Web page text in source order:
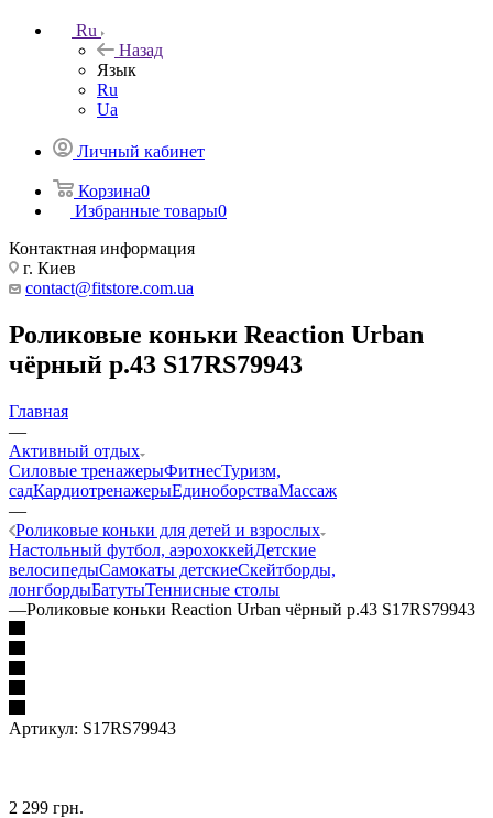
Ru
Назад
Язык
Ru
Ua
Личный кабинет
Корзина0
Избранные товары0
Контактная информация
г. Киев
contact@fitstore.com.ua
Роликовые коньки Reaction Urban
чёрный р.43 S17RS79943
Главная
—
Активный отдых
Силовые тренажерыФитнесТуризм,
садКардиотренажерыЕдиноборстваМассаж
—
Роликовые коньки для детей и взрослых
Настольный футбол, аэрохоккейДетские
велосипедыСамокаты детскиеСкейтборды,
лонгбордыБатутыТеннисные столы
—Роликовые коньки Reaction Urban чёрный р.43 S17RS79943
Артикул: S17RS79943
2 299 грн.